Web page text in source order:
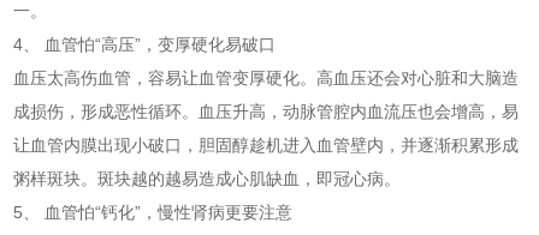
一。
4、 血管怕“高压”，变厚硬化易破口
血压太高伤血管，容易让血管变厚硬化。高血压还会对心脏和大脑造
成损伤，形成恶性循环。血压升高，动脉管腔内血流压也会增高，易
让血管内膜出现小破口，胆固醇趁机进入血管壁内，并逐渐积累形成
粥样斑块。斑块越的越易造成心肌缺血，即冠心病。
5、 血管怕“钙化”，慢性肾病更要注意